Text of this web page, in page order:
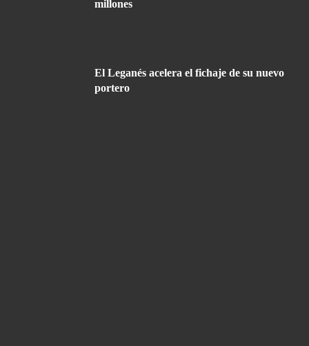
millones
El Leganés acelera el fichaje de su nuevo
portero